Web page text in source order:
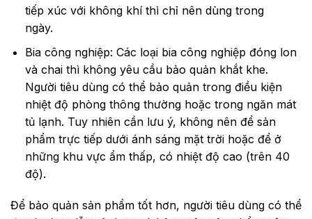
tiếp xúc với không khí thì chỉ nên dùng trong
ngày.
Bia công nghiệp: Các loại bia công nghiệp đóng lon
và chai thì không yêu cầu bảo quản khắt khe.
Người tiêu dùng có thể bảo quản trong điều kiện
nhiệt độ phòng thông thường hoặc trong ngăn mát
tủ lạnh. Tuy nhiên cần lưu ý, không nên để sản
phẩm trực tiếp dưới ánh sáng mặt trời hoặc để ở
những khu vực ẩm thấp, có nhiệt độ cao (trên 40
độ).
Để bảo quản sản phẩm tốt hơn, người tiêu dùng có thể